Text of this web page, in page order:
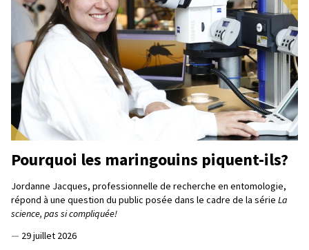
Pourquoi les maringouins piquent-ils?
Jordanne Jacques, professionnelle de recherche en entomologie,
répond à une question du public posée dans le cadre de la série La
science, pas si compliquée!
— 29 juillet 2026